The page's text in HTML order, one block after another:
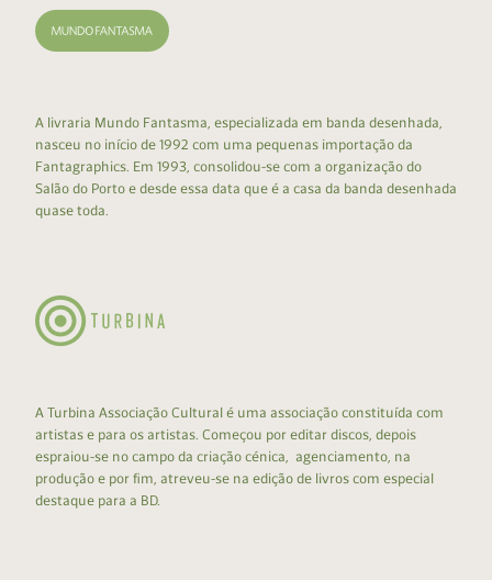
A livraria Mundo Fantasma, especializada em banda desenhada,
nasceu no início de 1992 com uma pequenas importação da
Fantagraphics. Em 1993, consolidou-se com a organização do
Salão do Porto e desde essa data que é a casa da banda desenhada
quase toda.
A Turbina Associação Cultural é uma associação constituída com
artistas e para os artistas. Começou por editar discos, depois
espraiou-se no campo da criação cénica, agenciamento, na
produção e por fim, atreveu-se na edição de livros com especial
destaque para a BD.